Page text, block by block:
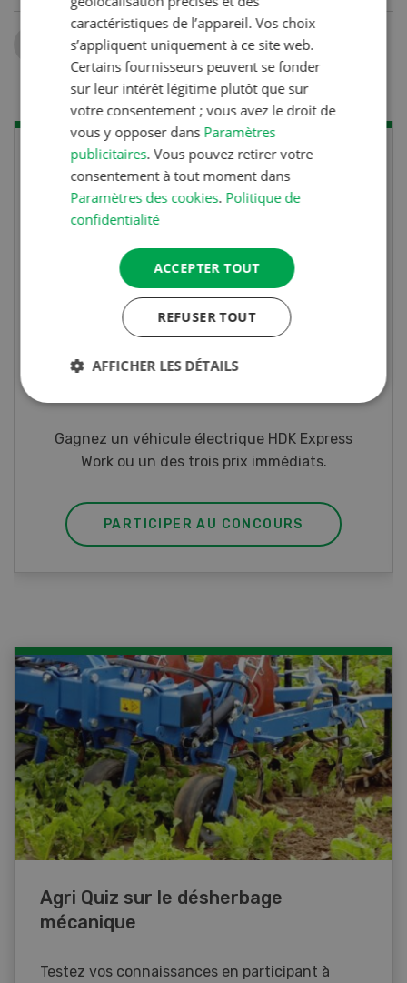
Concours
Gagnez l’un des cinq couteaux de poche LANDI
PARTICIPER AU CONCOURS
Agri Quiz sur le désherbage
mécanique
Testez vos connaissances en participant à
caractéristiques de l’appareil. Vos choix
s’appliquent uniquement à ce site web.
Certains fournisseurs peuvent se fonder
sur leur intérêt légitime plutôt que sur
votre consentement ; vous avez le droit de
vous y opposer dans Paramètres
publicitaires. Vous pouvez retirer votre
consentement à tout moment dans
Paramètres des cookies. Politique de
confidentialité
ACCEPTER TOUT
REFUSER TOUT
AFFICHER LES DÉTAILS